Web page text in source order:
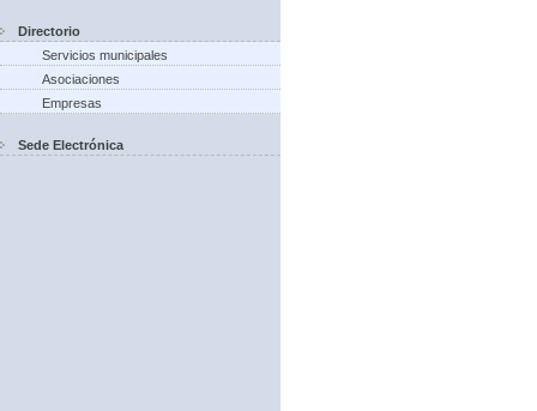
Directorio
Servicios municipales
Asociaciones
Empresas
Sede Electrónica